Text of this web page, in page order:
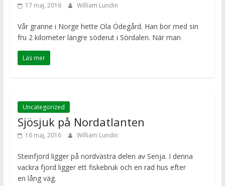
17 maj, 2016 William Lundin
Vår granne i Norge hette Ola Ödegård. Han bor med sin
fru 2 kilometer längre söderut i Sördalen. När man
Läs mer
Uncategorized
Sjösjuk på Nordatlanten
16 maj, 2016 William Lundin
Steinfjord ligger på nordvästra delen av Senja. I denna
vackra fjord ligger ett fiskebruk och en rad hus efter
en lång väg.